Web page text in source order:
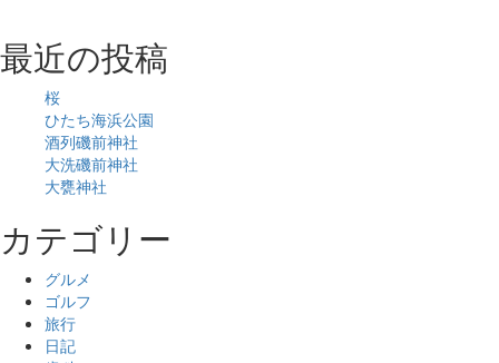
最近の投稿
桜
ひたち海浜公園
酒列磯前神社
大洗磯前神社
大甕神社
カテゴリー
グルメ
ゴルフ
旅行
日記